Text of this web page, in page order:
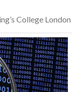
College London